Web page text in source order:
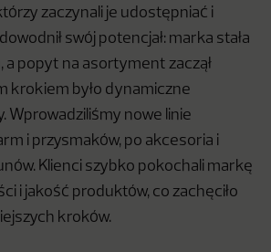
zaczynali je udostępniać i
swój potencjał: marka stała
a popyt na asortyment zaczął
krokiem było dynamiczne
Wprowadziliśmy nowe linie
i przysmaków, po akcesoria i
Klienci szybko pokochali markę
i jakość produktów, co zachęciło
kroków.